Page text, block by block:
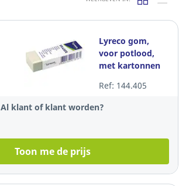
Lyreco gom,
voor potlood,
met kartonnen
Ref: 144.405
Al klant of klant worden?
Toon me de prijs